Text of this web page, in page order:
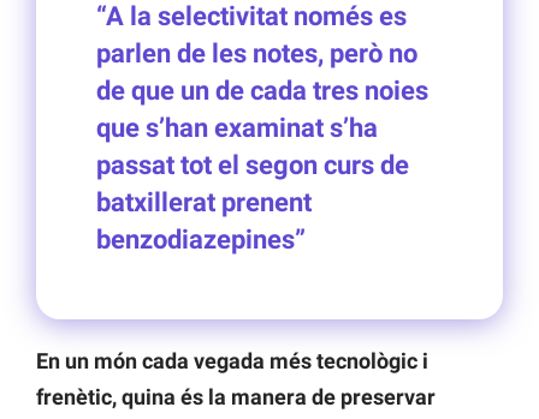
“A la selectivitat només es
parlen de les notes, però no
de que un de cada tres noies
que s’han examinat s’ha
passat tot el segon curs de
batxillerat prenent
benzodiazepines”
En un món cada vegada més tecnològic i
frenètic, quina és la manera de preservar